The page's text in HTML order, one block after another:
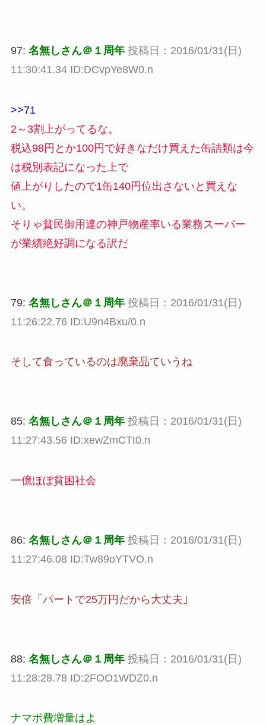
97: 名無しさん＠１周年 投稿日：2016/01/31(日)
11:30:41.34 ID:DCvpYe8W0.n
>>71
2～3割上がってるな。
税込98円とか100円で好きなだけ買えた缶詰類は今
は税別表記になった上で
値上がりしたので1缶140円位出さないと買えな
い。
そりゃ貧民御用達の神戸物産率いる業務スーパー
が業績絶好調になる訳だ
79: 名無しさん＠１周年 投稿日：2016/01/31(日)
11:26:22.76 ID:U9n4Bxu/0.n
そして食っているのは廃棄品ていうね
85: 名無しさん＠１周年 投稿日：2016/01/31(日)
11:27:43.56 ID:xewZmCTt0.n
一億ほぼ貧困社会
86: 名無しさん＠１周年 投稿日：2016/01/31(日)
11:27:46.08 ID:Tw89oYTVO.n
安倍「パートで25万円だから大丈夫｣
88: 名無しさん＠１周年 投稿日：2016/01/31(日)
11:28:28.78 ID:2FOO1WDZ0.n
ナマポ費増量はよ